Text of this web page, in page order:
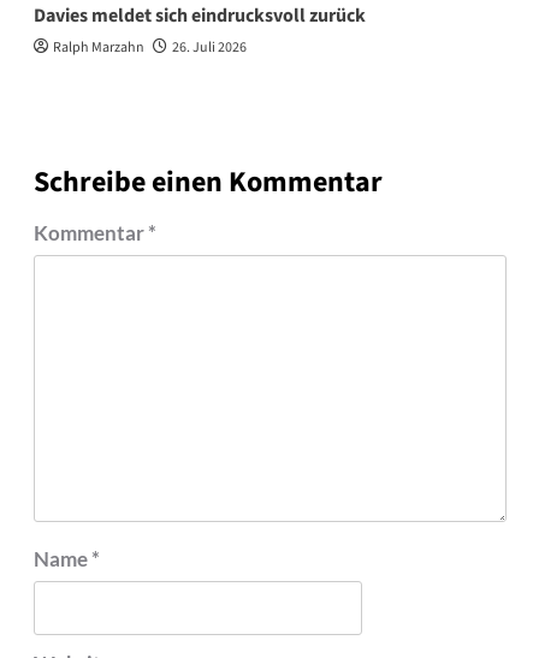
Davies meldet sich eindrucksvoll zurück
Ralph Marzahn 26. Juli 2026
Schreibe einen Kommentar
Kommentar*
Name*